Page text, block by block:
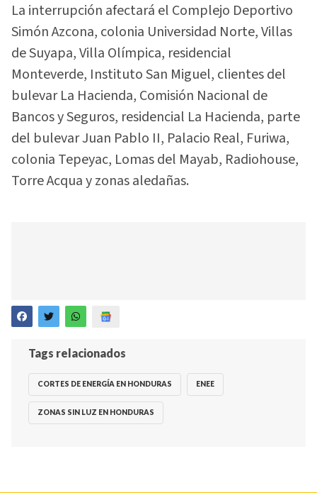
La interrupción afectará el Complejo Deportivo
Simón Azcona, colonia Universidad Norte, Villas
de Suyapa, Villa Olímpica, residencial
Monteverde, Instituto San Miguel, clientes del
bulevar La Hacienda, Comisión Nacional de
Bancos y Seguros, residencial La Hacienda, parte
del bulevar Juan Pablo II, Palacio Real, Furiwa,
colonia Tepeyac, Lomas del Mayab, Radiohouse,
Torre Acqua y zonas aledañas.
Tags relacionados
CORTES DE ENERGÍA EN HONDURAS ENEE
ZONAS SIN LUZ EN HONDURAS